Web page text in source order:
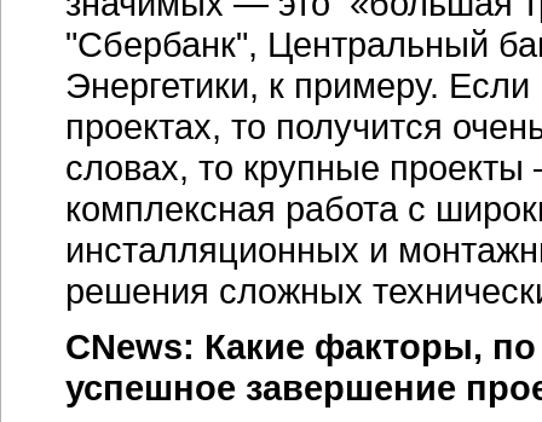
"Сбербанк", Центральный
Энергетики, к примеру.
проектах, то получится
словах, то крупные проекты
комплексная работа с
инсталляционных и
решения сложных
CNews: Какие факторы,
успешное завершение